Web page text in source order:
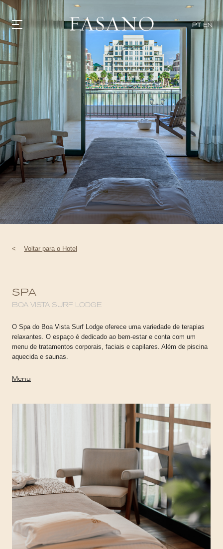
PT EN
GASTRONOMIA
HOTÉIS
EXPERIÊNCIAS
EVENTOS
VILLAS
SHOP | SELEZIONE
DESCUBRA
WHAT'S COOKING
CORRIERE
HISTÓRIA
SUSTENTABILIDADE
CONTATO
< Voltar para o Hotel
SPA
BOA VISTA SURF LODGE
O Spa do Boa Vista Surf Lodge oferece uma variedade de terapias
relaxantes. O espaço é dedicado ao bem-estar e conta com um
menu de tratamentos corporais, faciais e capilares. Além de piscina
aquecida e saunas.
Menu